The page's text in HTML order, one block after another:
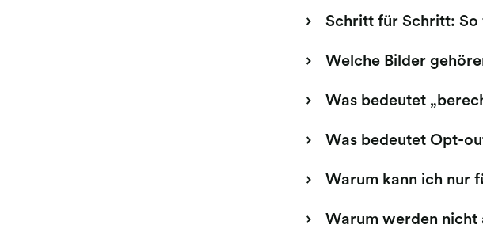
Schritt für Schritt: So
Welche Bilder
Was bedeutet
Was bedeutet Opt-
Warum kann ich nur
Warum werden nicht